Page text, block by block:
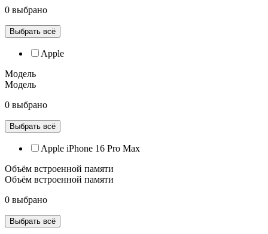
0 выбрано
Выбрать всё
Apple
Модель
Модель
0 выбрано
Выбрать всё
Apple iPhone 16 Pro Max
Объём встроенной памяти
Объём встроенной памяти
0 выбрано
Выбрать всё